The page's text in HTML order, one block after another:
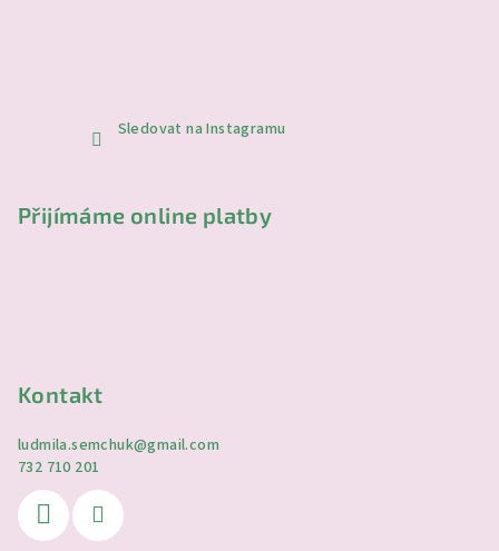
Sledovat na Instagramu
Přijímáme online platby
Kontakt
ludmila.semchuk@gmail.com
732 710 201